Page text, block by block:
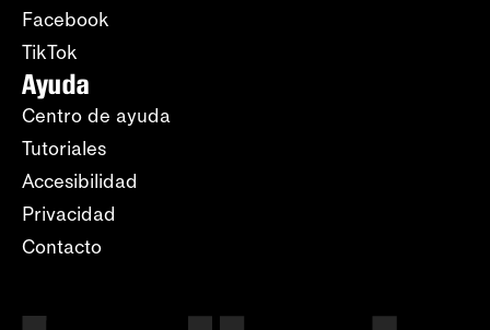
Facebook
TikTok
Ayuda
Centro de ayuda
Tutoriales
Accesibilidad
Privacidad
Contacto